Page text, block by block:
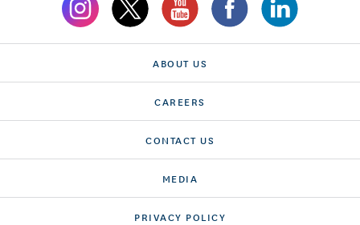
ABOUT US
CAREERS
CONTACT US
MEDIA
PRIVACY POLICY